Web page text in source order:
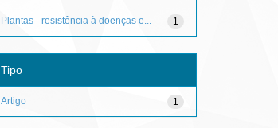
1
Plantas - resistência à doenças e...
Tipo
1
Artigo